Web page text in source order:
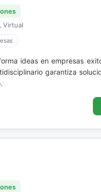
Virtual
ideas en empresas
garantiza